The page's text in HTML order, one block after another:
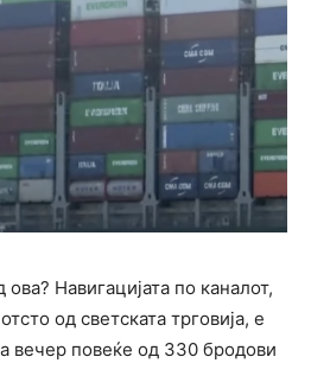
Навигацијата по каналот,
од светската трговија, е
вечер повеќе од 330 бродови